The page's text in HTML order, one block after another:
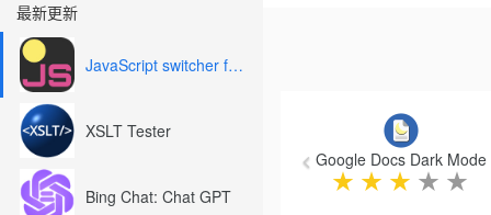
最新更新
JavaScript switcher for SEO and development
XSLT Tester
Bing Chat: Chat GPT
Google Docs Dark Mode
★ ★ ★ ★ ★